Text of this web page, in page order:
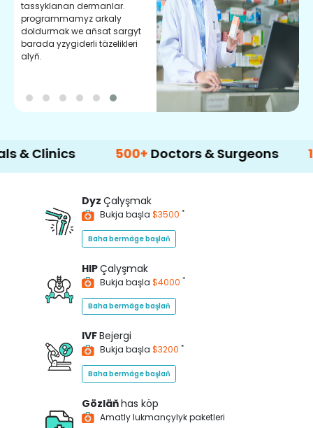
tassyklanan dermanlar.
programmamyz arkaly
doldurmak we aňsat sargyt
barada yzygiderli täzelikleri
alyň.
500+ Doctors & Surgeons 14+
Dyz Çalyşmak
Bukja başla $3500 *
Baha bermäge başlaň
HIPÇalyşmak
Bukja başla $4000 *
Baha bermäge başlaň
IVFBejergi
Bukja başla $3200 *
Baha bermäge başlaň
Gözläňhas köp
Amatly lukmançylyk paketleri